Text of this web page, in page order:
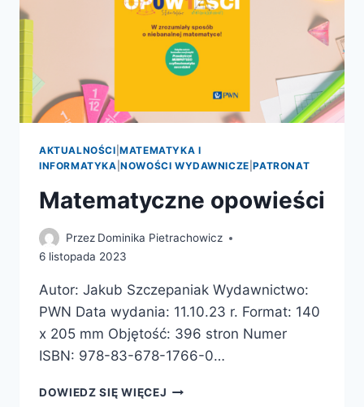
AKTUALNOŚCI |MATEMATYKA I
INFORMATYKA |NOWOŚCI WYDAWNICZE |PATRONAT
Matematyczne opowieści
Przez Dominika Pietrachowicz
6 listopada 2023
Autor: Jakub Szczepaniak Wydawnictwo:
PWN Data wydania: 11.10.23 r. Format: 140
x 205 mm Objętość: 396 stron Numer
ISBN: 978-83-678-1766-0…
DOWIEDZ SIĘ WIĘCEJ MATEMATYCZNE